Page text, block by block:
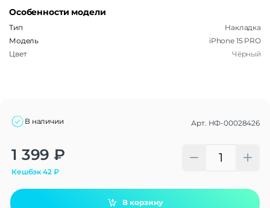
Особенности модели
Тип
Накладка
Модель
iPhone 15 PRO
Цвет
Чёрный
В наличии Арт. НФ-00028426
1 399 ₽
Кешбэк42₽
В корзину
Alternative: